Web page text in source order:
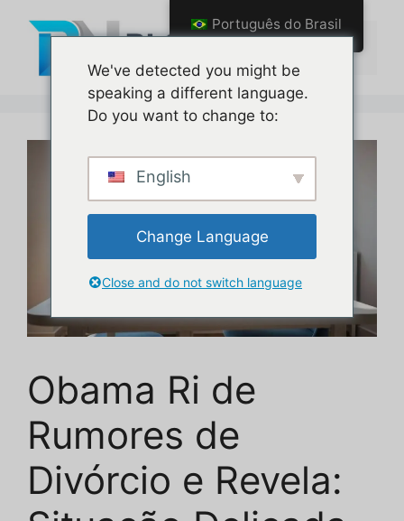
conteúdo
Menu
Obama Ri de
Rumores de
Divórcio e Revela:
Português do Brasil
We've detected you might be
speaking a different language.
Do you want to change to:
English
Change Language
Close and do not switch language